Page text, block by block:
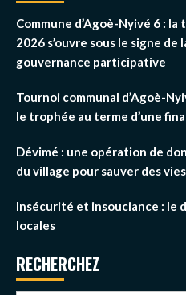
Commune d’Agoè-Nyivé 6 :
2026 s’ouvre sous le signe
gouvernance participative
Tournoi communal d’Agoè-
le trophée au terme d’une
Dévimé : une opération de
du village pour sauver des vies
Insécurité et insouciance : le
locales
RECHERCHEZ